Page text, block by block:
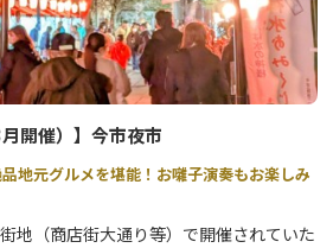
開催）】今市夜市
地元グルメを堪能！お囃子演奏もお楽しみ
地（商店街大通り等）で開催されていた